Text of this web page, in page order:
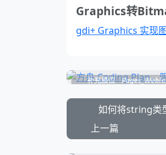
Graphics转
gdi+ Graphics 实现
补充展位
如何将string类
上一篇